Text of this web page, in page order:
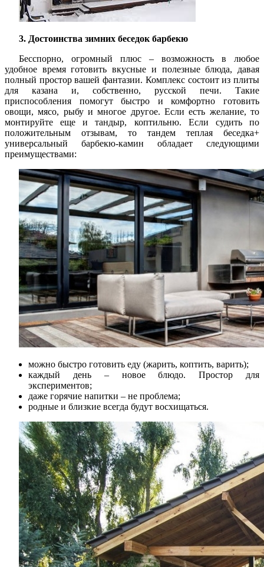
3. Достоинства зимних беседок барбекю
Бесспорно, огромный плюс – возможность в любое
удобное время готовить вкусные и полезные блюда, давая
полный простор вашей фантазии. Комплекс состоит из плиты
для казана и, собственно, русской печи. Такие
приспособления помогут быстро и комфортно готовить
овощи, мясо, рыбу и многое другое. Если есть желание, то
монтируйте еще и тандыр, коптильню. Если судить по
положительным отзывам, то тандем теплая беседка+
универсальный барбекю-камин обладает следующими
преимуществами:
можно быстро готовить еду (жарить, коптить, варить);
каждый день – новое блюдо. Простор для
экспериментов;
даже горячие напитки – не проблема;
родные и близкие всегда будут восхищаться.